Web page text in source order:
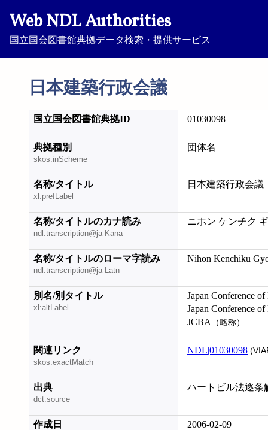
Web NDL Authorities
国立国会図書館典拠データ検索・提供サービス
日本建築行政会議
国立国会図書館典拠ID 01030098
典拠種別
skos:inScheme
団体名
名称/タイトル
xl:prefLabel
日本建築行政会議
名称/タイトルのカナ読み
ndl:transcription@ja-Kana
ニホン ケンチク
名称/タイトルのローマ字読み
ndl:transcription@ja-Latn
Nihon Kenchiku
別名/別タイトル
xl:altLabel
Japan Conference
Japan Conference
JCBA
（略称）
関連リンク
skos:exactMatch
NDL|01030098
出典
dct:source
ハートビル法逐条
作成日 2006-02-09